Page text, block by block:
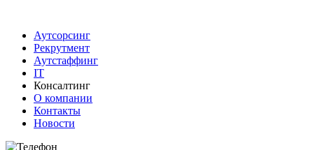
Аутсорсинг
Рекрутмент
Аутстаффинг
IT
Консалтинг
О компании
Контакты
Новости